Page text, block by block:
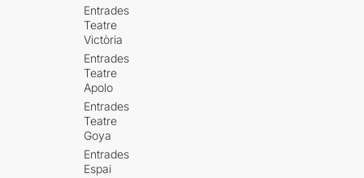
Entrades
Teatre
Victòria
Entrades
Teatre
Apolo
Entrades
Teatre
Goya
Entrades
Espai